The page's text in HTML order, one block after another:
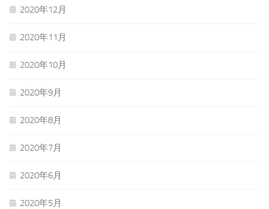
2020年12月
2020年11月
2020年10月
2020年9月
2020年8月
2020年7月
2020年6月
2020年5月